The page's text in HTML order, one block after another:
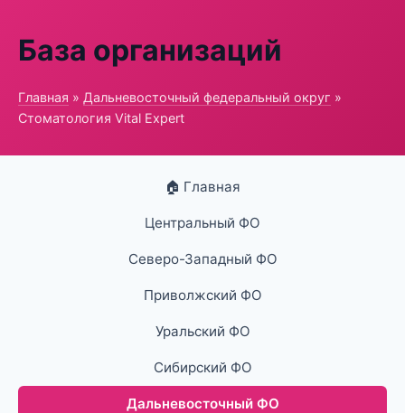
База организаций
Главная » Дальневосточный федеральный округ »
Стоматология Vital Expert
🏠 Главная
Центральный ФО
Северо-Западный ФО
Приволжский ФО
Уральский ФО
Сибирский ФО
Дальневосточный ФО